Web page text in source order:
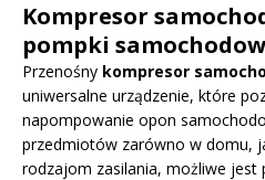
Kompresor
pompki
Przenośny kompresor
uniwersalne urządzenie, które
napompowanie opon
przedmiotów zarówno w domu,
rodzajom zasilania, możliwe jest